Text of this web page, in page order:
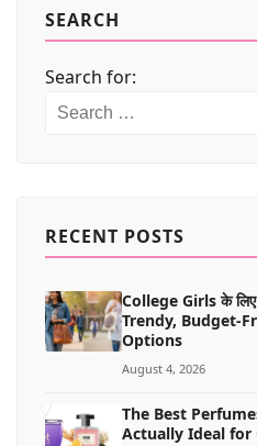
SEARCH
Search for:
RECENT POSTS
College Girls के
Trendy, Budget-
Options
August 4, 2026
The Best
Actually Ideal for